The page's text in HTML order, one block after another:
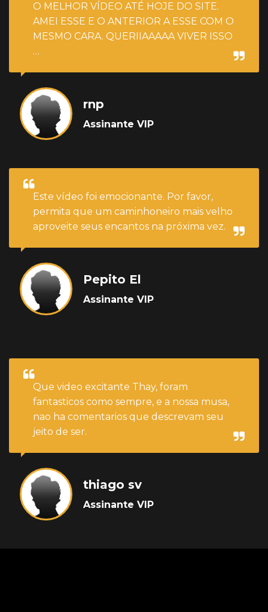
O MELHOR VÍDEO ATÉ HOJE DO SITE.
AMEI ESSE E O ANTERIOR A ESSE COM O
MESMO CARA. QUERIIAAAAA VIVER ISSO
…
rnp
Assinante VIP
Este vídeo foi emocionante. Por favor,
permita que um caminhoneiro mais velho
aproveite seus encantos na próxima vez.
Pepito El
Assinante VIP
Que video excitante Thay, foram
fantasticos como sempre, e a nossa musa,
nao ha comentarios que descrevam seu
jeito de ser.
thiago sv
Assinante VIP